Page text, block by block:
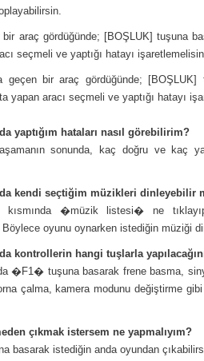
bir araç gördüğünde; [BOŞLUK] tuşuna
seçmeli ve yaptığı hatayı
geçen bir araç gördüğünde;
yapan aracı seçmeli ve yaptığı hatayı
yaptığım hataları nasıl görebilirim?
sonunda, kaç doğru ve kaç
kendi seçtiğim müzikleri dinleyebilir
kısmında �müzik listesi� ne
oyunu oynarken istediğin müziği
kontrollerin hangi tuşlarla
�F1� tuşuna basarak frene basma,
çalma, kamera modunu değiştirme gibi
çıkmak istersem ne yapmalıyım?
basarak istediğin anda oyundan